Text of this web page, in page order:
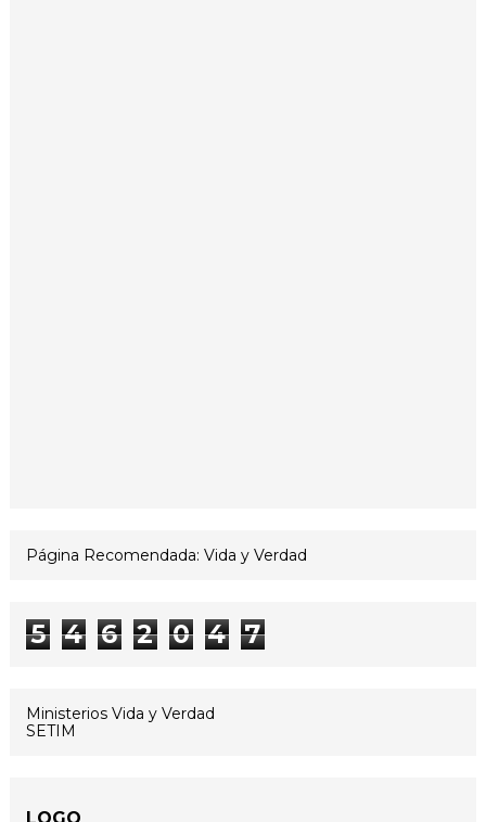
Página Recomendada: Vida y Verdad
5 4 6 2 0 4 7
Ministerios Vida y Verdad
SETIM
LOGO